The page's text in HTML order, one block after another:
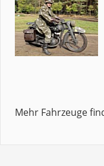
Mehr Fahrzeuge